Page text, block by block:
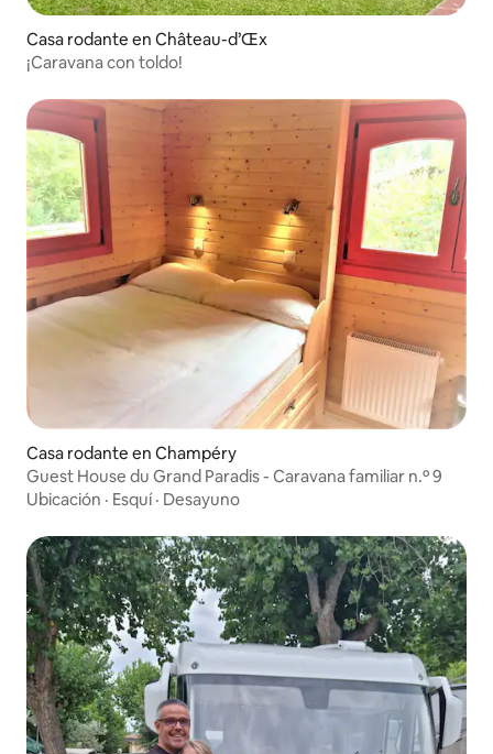
Casa rodante en Château-d’Œx
¡Caravana con toldo!
Casa rodante en Champéry
Guest House du Grand Paradis - Caravana familiar n.º 9
Ubicación · Esquí· Desayuno